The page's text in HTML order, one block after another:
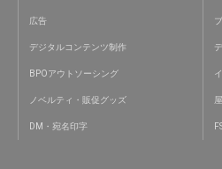
広告
デジタルコンテンツ制作
BPOアウトソーシング
ノベルティ・販促グッズ
DM・宛名印字